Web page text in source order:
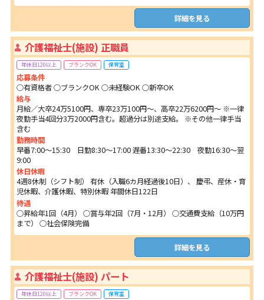
詳細を見る
介護福祉士(施設) 正職員
年休日120以上 ブランクOK 保育室
応募条件
○有資格者 ○ブランクOK ○未経験OK ○新卒OK
給与
月給／大卒24万5100円、専卒23万100円～、高卒22万6200円～ ※一律
夜勤手当4回分3万2000円含む。超過分は別途支給。 ※その他一律手当
含む
勤務時間
早番7:00～15:30 日勤8:30～17:00 遅番13:30～22:30 夜勤16:30～翌
9:00
休日休暇
4週8休制（シフト制） 有休（入職6カ月経過後10日）、 慶弔、産休・育
児休暇、介護休暇、特別休暇 年間休日122日
待遇
○昇給年1回（4月） ○賞与年2回（7月・12月） ○交通費支給（10万円
まで） ○社会保険完備
詳細を見る
介護福祉士(施設) パート
年休日120以上 ブランクOK 保育室